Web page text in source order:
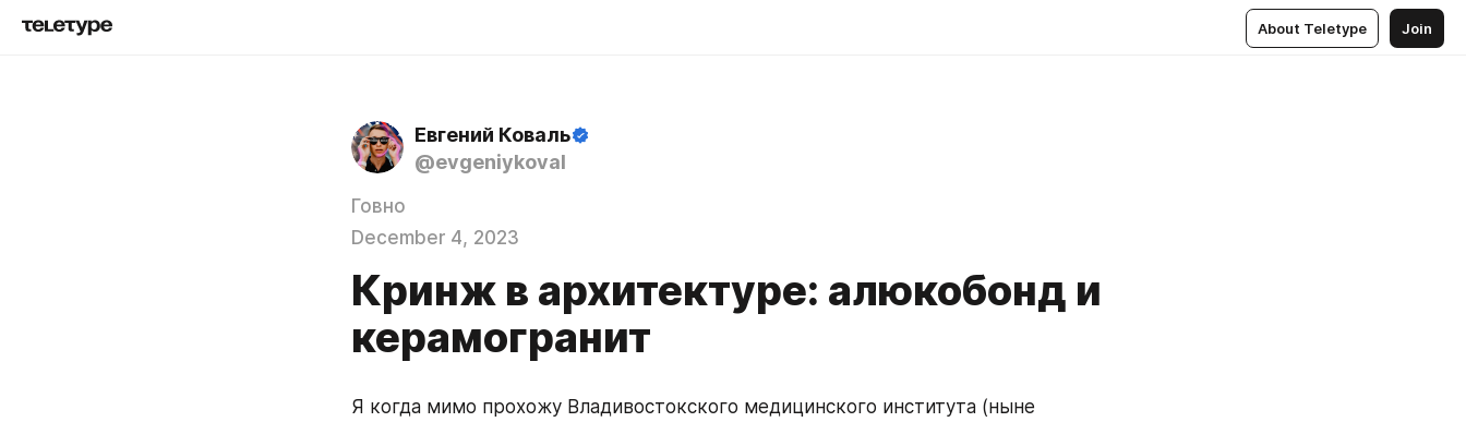
About Teletype Join
Евгений Коваль
@evgeniykoval
Говно
December 4, 2023
Кринж в архитектуре: алюкобонд и
керамогранит
Я когда мимо прохожу Владивостокского медицинского института (ныне